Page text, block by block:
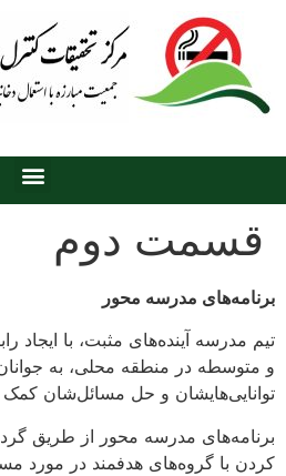
قسمت دوم
برنامه‌های مدرسه محور
تیم مدرسه آینده‌های مثبت، با ایجاد
و متوسطه در منطقه محلی، به
توانایی‌هایشان و حل مسائل‌شان کمک
برنامه‌های مدرسه محور از طریق
کردن با گروه‌های هدفمند در مورد